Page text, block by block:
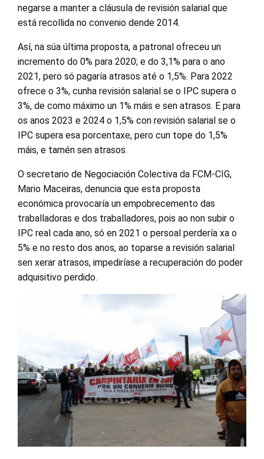
negarse a manter a cláusula de revisión salarial que
está recollida no convenio dende 2014.
Así, na súa última proposta, a patronal ofreceu un
incremento do 0% para 2020; e do 3,1% para o ano
2021, pero só pagaría atrasos até o 1,5%. Para 2022
ofrece o 3%, cunha revisión salarial se o IPC supera o
3%, de como máximo un 1% máis e sen atrasos. E para
os anos 2023 e 2024 o 1,5% con revisión salarial se o
IPC supera esa porcentaxe, pero cun tope do 1,5%
máis, e tamén sen atrasos.
O secretario de Negociación Colectiva da FCM-CIG,
Mario Maceiras, denuncia que esta proposta
económica provocaría un empobrecemento das
traballadoras e dos traballadores, pois ao non subir o
IPC real cada ano, só en 2021 o persoal perdería xa o
5% e no resto dos anos, ao toparse a revisión salarial
sen xerar atrasos, impediríase a recuperación do poder
adquisitivo perdido.